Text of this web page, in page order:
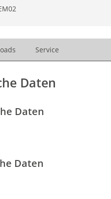
Service
Daten
Daten
Daten